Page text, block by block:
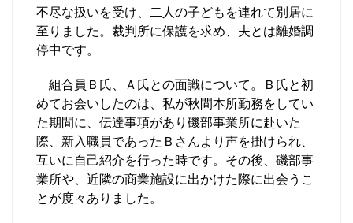
不尽な扱いを受け、二人の子どもを連れて別居に
至りました。裁判所に保護を求め、夫とは離婚調
停中です。
組合員Ｂ氏、Ａ氏との面識について。Ｂ氏と初
めてお会いしたのは、私が秋間本所勤務をしてい
た期間に、伝達事項があり磯部事業所に赴いた
際、新入職員であったＢさんより声を掛けられ、
互いに自己紹介を行った時です。その後、磯部事
業所や、近隣の商業施設に出かけた際に出会うこ
とが度々ありました。